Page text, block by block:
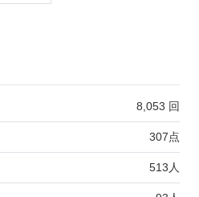
8,053 回
307点
513 人